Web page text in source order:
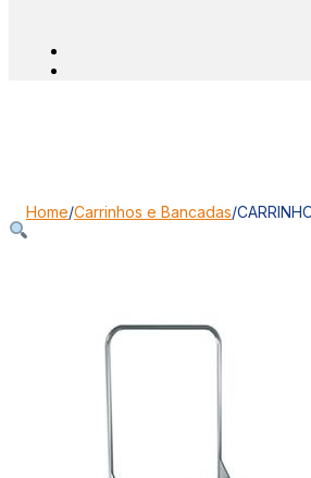
Home/Carrinhos e Bancadas/